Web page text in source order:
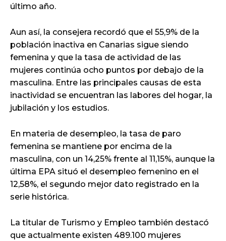
último año.
Aun así, la consejera recordó que el 55,9% de la
población inactiva en Canarias sigue siendo
femenina y que la tasa de actividad de las
mujeres continúa ocho puntos por debajo de la
masculina. Entre las principales causas de esta
inactividad se encuentran las labores del hogar, la
jubilación y los estudios.
En materia de desempleo, la tasa de paro
femenina se mantiene por encima de la
masculina, con un 14,25% frente al 11,15%, aunque la
última EPA situó el desempleo femenino en el
12,58%, el segundo mejor dato registrado en la
serie histórica.
La titular de Turismo y Empleo también destacó
que actualmente existen 489.100 mujeres